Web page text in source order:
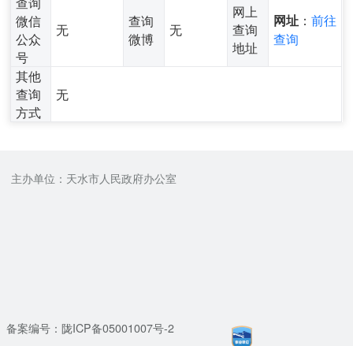
微信
公众
号
无
查询
微博
无
网上
查询
地址
网址 ：前往
查询
其他
查询
方式
无
主办单位：天水市人民政府办公室
备案编号：陇ICP备05001007号-2